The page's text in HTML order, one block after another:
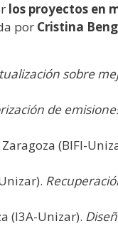
los proyectos en
por Cristina
sobre
de
(BIFI-
(I3A-Unizar).